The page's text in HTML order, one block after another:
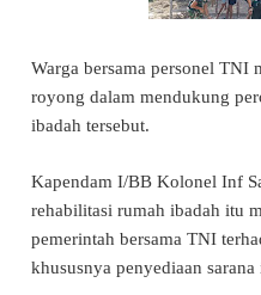
Warga bersama personel TNI
royong dalam mendukung
ibadah tersebut.
Kapendam I/BB Kolonel Inf
rehabilitasi rumah ibadah itu
pemerintah bersama TNI
khususnya penyediaan